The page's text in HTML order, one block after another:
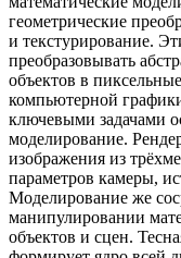
геометрические
и текстурирование.
преобразовывать
объектов в
компьютерной
ключевыми задачами
моделирование.
изображения из
параметров камеры,
Моделирование же
манипулировании
объектов и сцен.